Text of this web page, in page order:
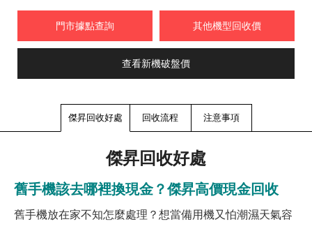
門市據點查詢 其他機型回收價
查看新機破盤價
傑昇回收好處 回收流程 注意事項
傑昇回收好處
舊手機該去哪裡換現金？傑昇高價現金回收
舊手機放在家不知怎麼處理？想當備用機又怕潮濕天氣容